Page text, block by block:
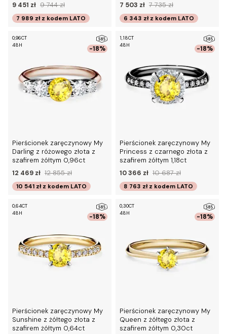
9 451 zł 9 744 zł
7 989 zł z kodem LATO
7 503 zł 7 735 zł
6 343 zł z kodem LATO
-18%
0,96CT
48H
Pierścionek zaręczynowy My
Darling z różowego złota z
szafirem żółtym 0,96ct
12 469 zł 12 855 zł
10 541 zł z kodem LATO
-18%
1,18CT
48H
Pierścionek zaręczynowy My
Princess z czarnego złota z
szafirem żółtym 1,18ct
10 366 zł 10 687 zł
8 763 zł z kodem LATO
-18%
0,64CT
48H
Pierścionek zaręczynowy My
Sunshine z żółtego złota z
szafirem żółtym 0,64ct
-18%
0,30CT
48H
Pierścionek zaręczynowy My
Queen z żółtego złota z
szafirem żółtym 0,30ct